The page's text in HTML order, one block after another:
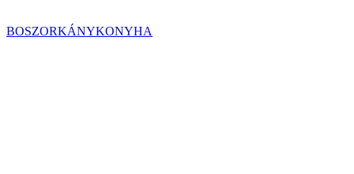
BOSZORKÁNYKONYHA